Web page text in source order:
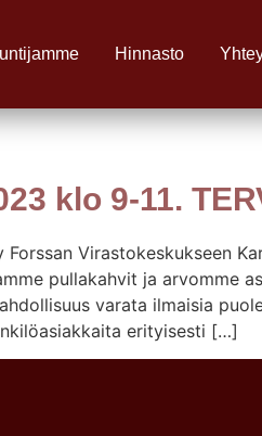
Hinnasto
klo 9-11.
Virastokeskukseen
pullakahvit ja arvomme
varata ilmaisia
erityisesti […]